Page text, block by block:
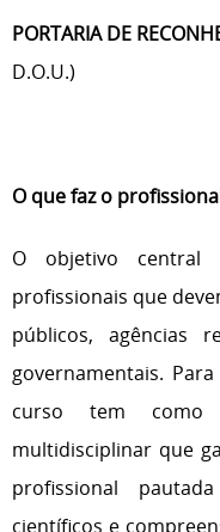
PORTARIA DE
D.O.U.)
O que faz o
O objetivo
profissionais que
públicos, agências
governamentais.
curso tem como
multidisciplinar que
profissional
científicos e